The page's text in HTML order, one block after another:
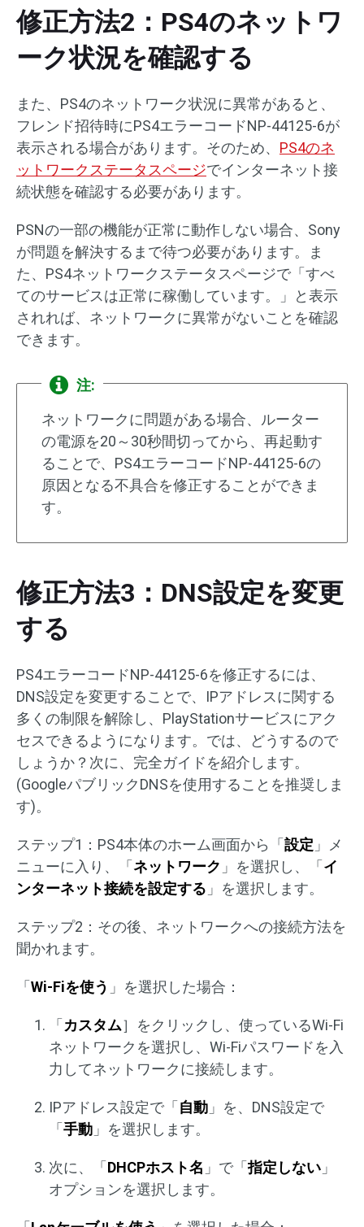
修正方法2：PS4のネットワ
ーク状況を確認する
また、PS4のネットワーク状況に異常があると、
フレンド招待時にPS4エラーコードNP-44125-6が
表示される場合があります。そのため、 PS4のネ
ットワークステータスページでインターネット接
続状態を確認する必要があります。
PSNの一部の機能が正常に動作しない場合、Sony
が問題を解決するまで待つ必要があります。ま
た、PS4ネットワークステータスページで「すべ
てのサービスは正常に稼働しています。」と表示
されれば、ネットワークに異常がないことを確認
できます。
注:
ネットワークに問題がある場合、ルーター
の電源を20～30秒間切ってから、再起動す
ることで、PS4エラーコードNP-44125-6の
原因となる不具合を修正することができま
す。
修正方法3：DNS設定を変更
する
PS4エラーコードNP-44125-6を修正するには、
DNS設定を変更することで、IPアドレスに関する
多くの制限を解除し、PlayStationサービスにアク
セスできるようになります。では、どうするので
しょうか？次に、完全ガイドを紹介します。
(GoogleパブリックDNSを使用することを推奨しま
す)。
ステップ1：PS4本体のホーム画面から「 設定 」メ
ニューに入り、「 ネットワーク 」を選択し、「 イ
ンターネット接続を設定する 」を選択します。
ステップ2：その後、ネットワークへの接続方法を
聞かれます。
「 Wi-Fiを使う 」を選択した場合：
「 カスタム］をクリックし、使っているWi-Fi
ネットワークを選択し、Wi-Fiパスワードを入
力してネットワークに接続します。
IPアドレス設定で「 自動 」を、DNS設定で
「 手動 」を選択します。
次に、「 DHCPホスト名 」で「指定しない 」
オプションを選択します。